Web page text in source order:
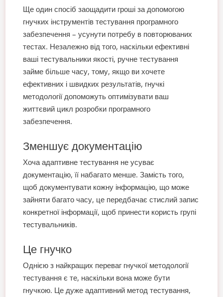
Ще один спосіб заощадити гроші за допомогою
гнучких інструментів тестування програмного
забезпечення – усунути потребу в повторюваних
тестах. Незалежно від того, наскільки ефективні
ваші тестувальники якості, ручне тестування
займе більше часу, тому, якщо ви хочете
ефективних і швидких результатів, гнучкі
методології допоможуть оптимізувати ваш
життєвий цикл розробки програмного
забезпечення.
Зменшує документацію
Хоча адаптивне тестування не усуває
документацію, її набагато менше. Замість того,
щоб документувати кожну інформацію, що може
зайняти багато часу, це передбачає стислий запис
конкретної інформації, щоб принести користь групі
тестувальників.
Це гнучко
Однією з найкращих переваг гнучкої методології
тестування є те, наскільки вона може бути
гнучкою. Це дуже адаптивний метод тестування,